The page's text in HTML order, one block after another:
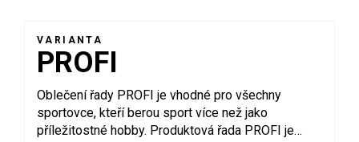
VARIANTA
PROFI
Oblečení řady PROFI je vhodné pro všechny
sportovce, kteří berou sport více než jako
příležitostné hobby. Produktová řada PROFI je